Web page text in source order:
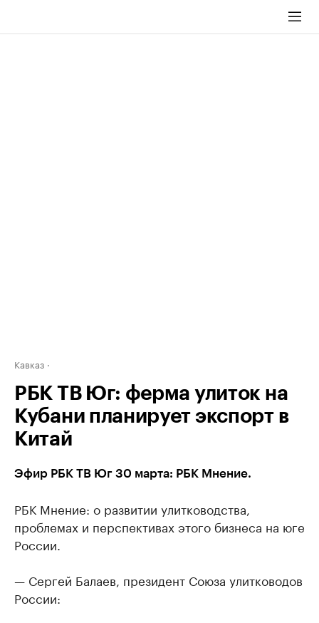
Кавказ
РБК ТВ Юг: ферма улиток на
Кубани планирует экспорт в
Китай
Эфир РБК ТВ Юг 30 марта: РБК Мнение.
РБК Мнение: о развитии улитководства,
проблемах и перспективах этого бизнеса на юге
России.
— Сергей Балаев, президент Союза улитководов
России: